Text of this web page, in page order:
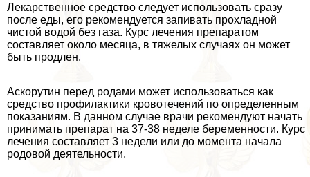
Лекарственное средство следует использовать сразу
после еды, его рекомендуется запивать прохладной
чистой водой без газа. Курс лечения препаратом
составляет около месяца, в тяжелых случаях он может
быть продлен.
Аскорутин перед родами может использоваться как
средство профилактики кровотечений по определенным
показаниям. В данном случае врачи рекомендуют начать
принимать препарат на 37-38 неделе беременности. Курс
лечения составляет 3 недели или до момента начала
родовой деятельности.